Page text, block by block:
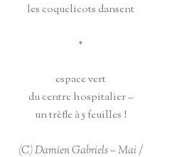
les coquelicots dansent
*
espace vert
du centre hospitalier –
un trèfle à 5 feuilles !
(C) Damien Gabriels – Mai /